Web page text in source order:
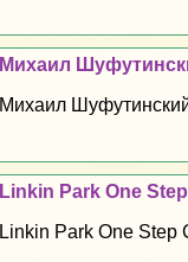
Михаил
Михаил
Linkin Park One
Linkin Park One Step